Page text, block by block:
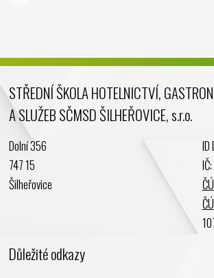
Duben 2024
Březen 2024
Leden 2024
Listopad 2023
Srpen 2023
STŘEDNÍ ŠKOLA HOTELNICTVÍ,
A SLUŽEB SČMSD ŠILHEŘOVICE, s.r.o.
Dolní 356
747 15
Šilheřovice
ID
ČÚ
Důležité odkazy